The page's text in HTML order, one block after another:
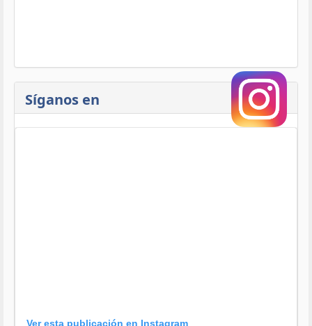
Síganos en
Ver esta publicación en Instagram